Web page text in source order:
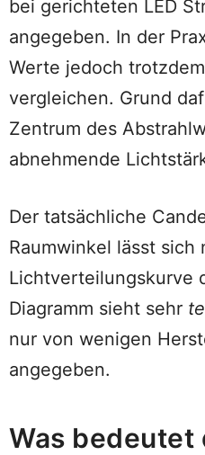
bei gerichteten LED
angegeben. In der
Werte jedoch
vergleichen. Grund
Zentrum des
abnehmende
Der tatsächliche
Raumwinkel lässt sich
Lichtverteilungskurve
Diagramm sieht sehr
nur von wenigen
angegeben.
Was bedeutet